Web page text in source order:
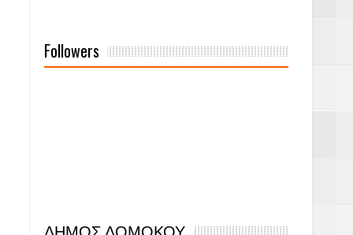
Followers
ΔΗΜΟΣ ΔΟΜΟΚΟΥ